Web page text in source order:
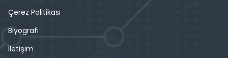
Çerez Politikası
Biyografi
İletişim